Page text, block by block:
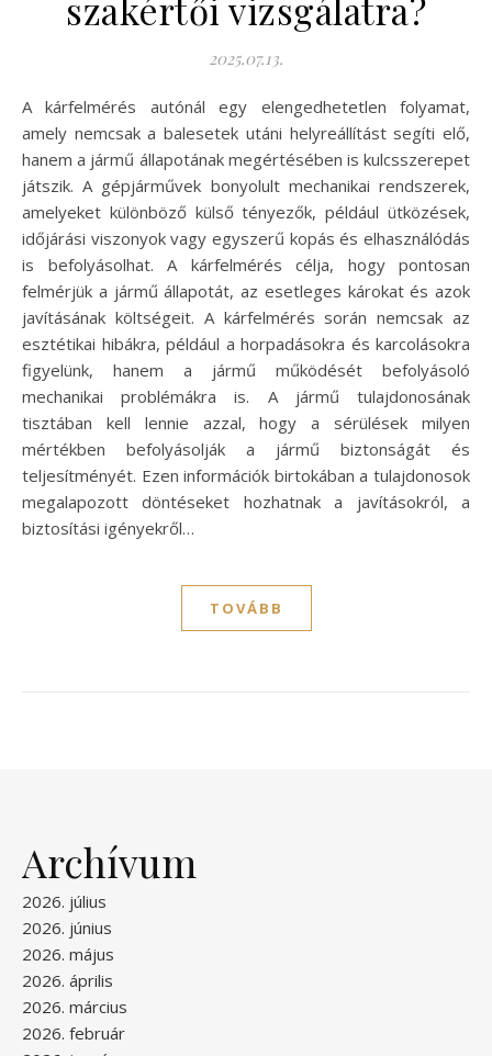
szakértői vizsgálatra?
2025.07.13.
A kárfelmérés autónál egy elengedhetetlen folyamat,
amely nemcsak a balesetek utáni helyreállítást segíti elő,
hanem a jármű állapotának megértésében is kulcsszerepet
játszik. A gépjárművek bonyolult mechanikai rendszerek,
amelyeket különböző külső tényezők, például ütközések,
időjárási viszonyok vagy egyszerű kopás és elhasználódás
is befolyásolhat. A kárfelmérés célja, hogy pontosan
felmérjük a jármű állapotát, az esetleges károkat és azok
javításának költségeit. A kárfelmérés során nemcsak az
esztétikai hibákra, például a horpadásokra és karcolásokra
figyelünk, hanem a jármű működését befolyásoló
mechanikai problémákra is. A jármű tulajdonosának
tisztában kell lennie azzal, hogy a sérülések milyen
mértékben befolyásolják a jármű biztonságát és
teljesítményét. Ezen információk birtokában a tulajdonosok
megalapozott döntéseket hozhatnak a javításokról, a
biztosítási igényekről…
TOVÁBB
Archívum
2026. július
2026. június
2026. május
2026. április
2026. március
2026. február